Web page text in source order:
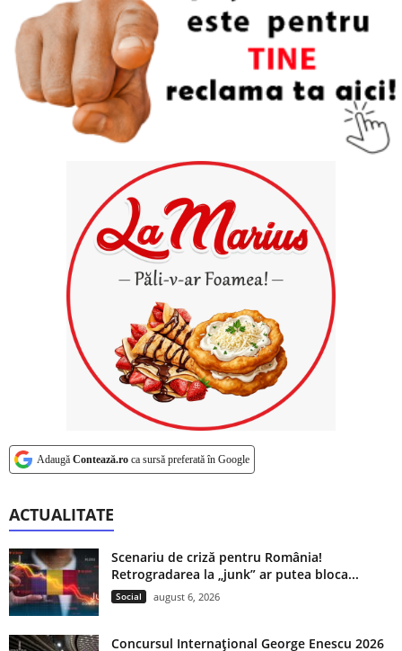
Adaugă Contează.ro ca sursă preferată în Google
ACTUALITATE
Scenariu de criză pentru România!
Retrogradarea la „junk” ar putea bloca...
Social august 6, 2026
Concursul Internațional George Enescu 2026